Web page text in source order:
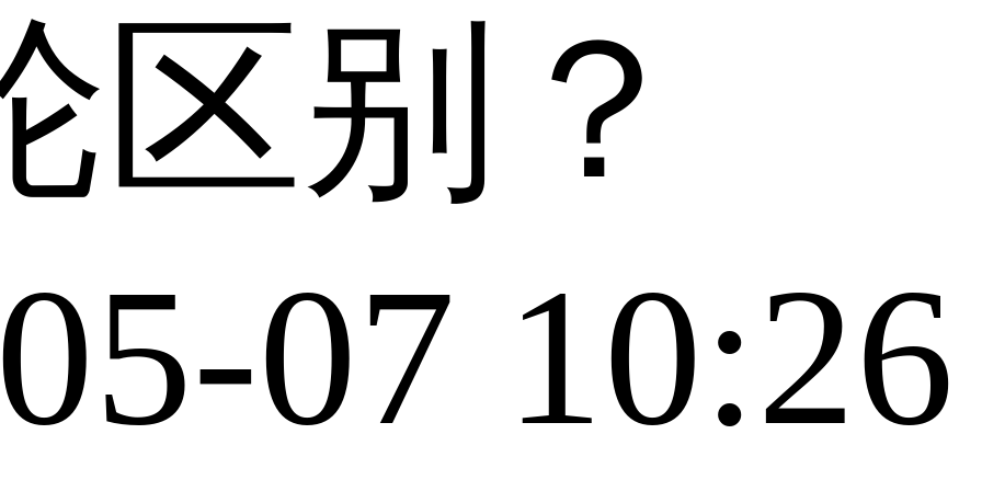
区别？
07 10:26